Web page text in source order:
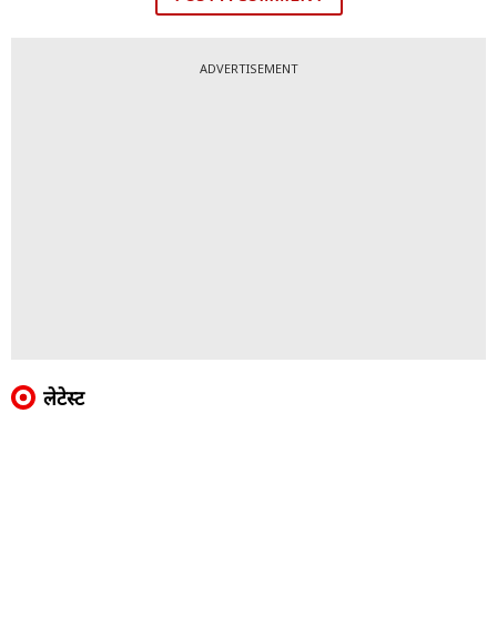
ADVERTISEMENT
लेटेस्ट